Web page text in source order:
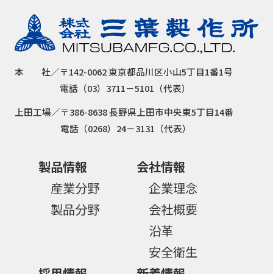
本社／〒142-0062 東京都品川区小山5丁目1番1号
電話（03）3711－5101（代表）
上田工場／〒386-8638 長野県上田市中央東5丁目14番
電話（0268）24－3131（代表）
製品情報
産業分野
製品分野
会社情報
企業理念
会社概要
沿革
安全衛生